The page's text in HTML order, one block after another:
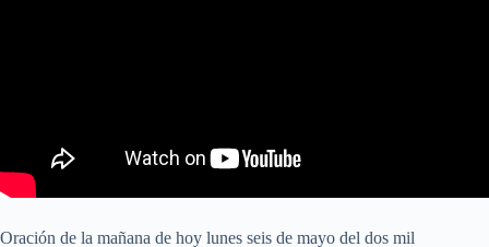
Oración de la mañana de hoy lunes seis de mayo del dos mil